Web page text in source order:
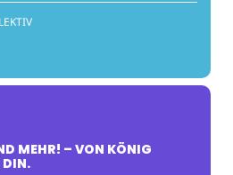
MEHR! – VON KÖNIG
DIN.